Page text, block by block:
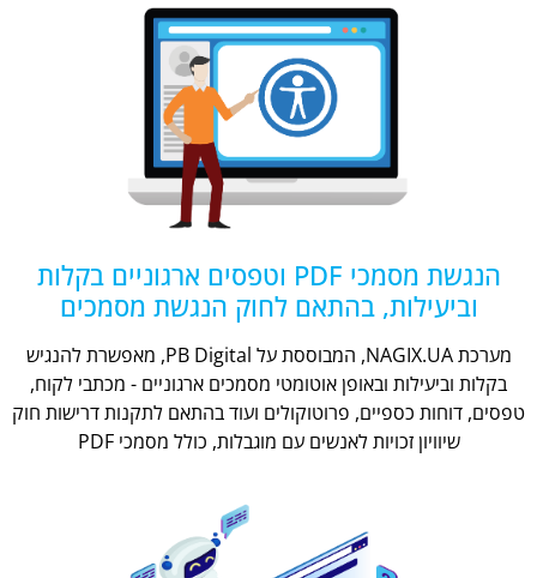
הנגשת מסמכי PDF וטפסים ארגוניים בקלות
וביעילות, בהתאם לחוק הנגשת מסמכים
מערכת NAGIX.UA, המבוססת על PB Digital, מאפשרת להנגיש
בקלות וביעילות ובאופן אוטומטי מסמכים ארגוניים - מכתבי לקוח,
טפסים, דוחות כספיים, פרוטוקולים ועוד בהתאם לתקנות דרישות חוק
שיוויון זכויות לאנשים עם מוגבלות, כולל מסמכי PDF